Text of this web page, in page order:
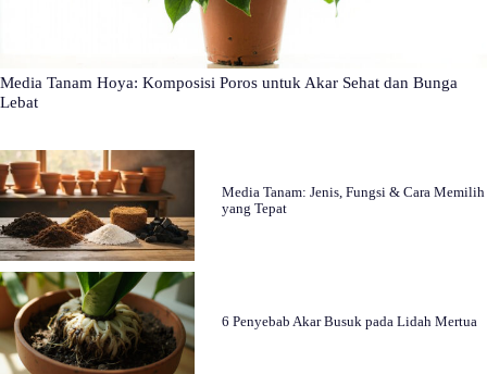
Media Tanam Hoya: Komposisi Poros untuk Akar Sehat dan Bunga
Lebat
Media Tanam: Jenis, Fungsi & Cara Memilih
yang Tepat
6 Penyebab Akar Busuk pada Lidah Mertua